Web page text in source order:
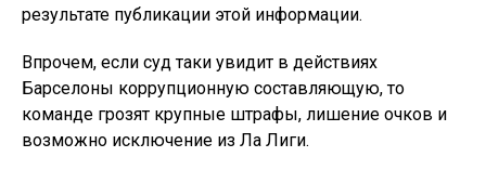
результате публикации этой информации.
Впрочем, если суд таки увидит в действиях
Барселоны коррупционную составляющую, то
команде грозят крупные штрафы, лишение очков и
возможно исключение из Ла Лиги.